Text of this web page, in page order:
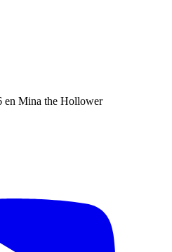
en Mina the Hollower